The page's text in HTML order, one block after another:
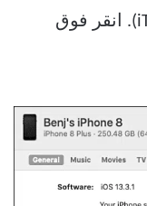
أو الإعدادات> الملخص (في iTunes). انقر فوق